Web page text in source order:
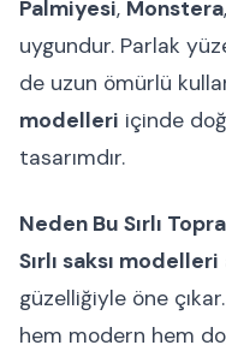
Palmiyesi, Monstera,
uygundur. Parlak
de uzun ömürlü
modelleri içinde
tasarımdır.
Neden Bu Sırlı
Sırlı saksı modelleri
güzelliğiyle öne çıkar.
hem modern hem